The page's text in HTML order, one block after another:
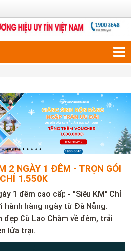
- Trọn gói chất lượng cao chỉ
2 NGÀY 1 ĐÊM - TRỌN GÓI
1.550K
1 đêm cao cấp - "Siêu KM" Chỉ
hành hàng ngày từ Đà Nẵng.
đẹp Cù Lao Chàm về đêm, trải
lửa trại.